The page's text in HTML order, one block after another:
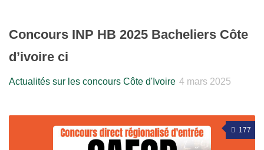
Concours INP HB 2025 Bacheliers Côte
d’ivoire ci
Actualités sur les concours Côte d'Ivoire 4 mars 2025
177